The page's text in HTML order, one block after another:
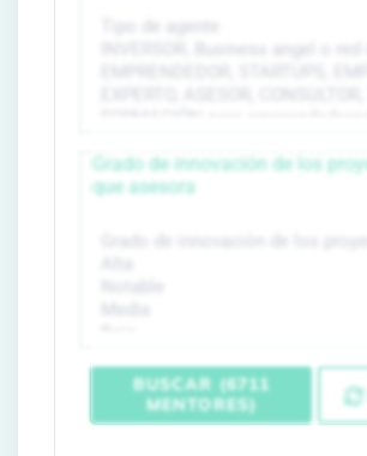
Grado de innovación de los
que asesora
BUSCAR (6711
MENTORES)